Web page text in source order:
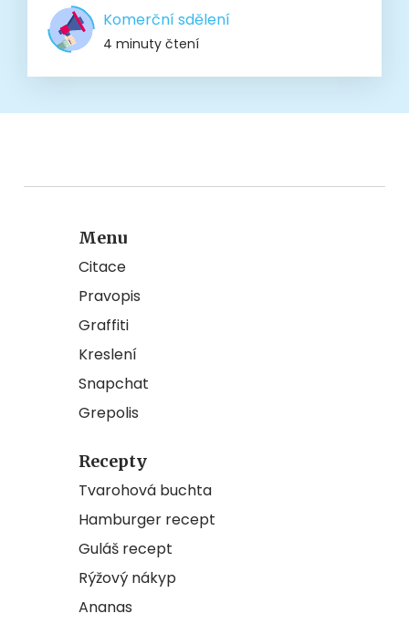
Komerční sdělení
4 minuty čtení
Menu
Citace
Pravopis
Graffiti
Kreslení
Snapchat
Grepolis
Recepty
Tvarohová buchta
Hamburger recept
Guláš recept
Rýžový nákyp
Ananas